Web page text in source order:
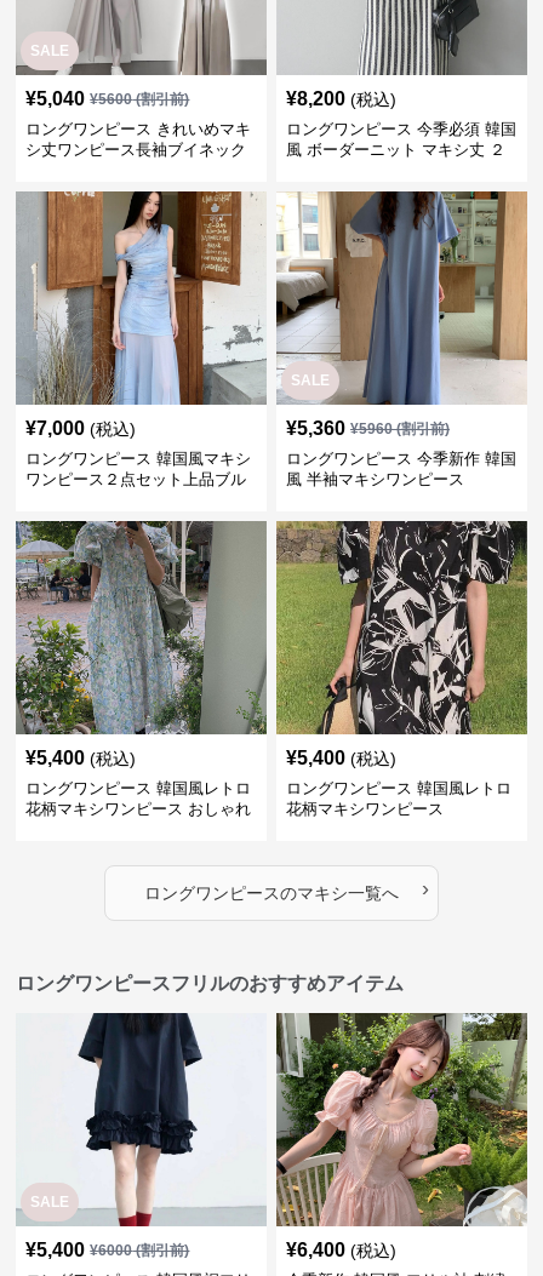
SALE
¥5,040 ¥5600(割引前)
ロングワンピース きれいめマキ
シ丈ワンピース長袖ブイネック
¥8,200 (税込)
ロングワンピース 今季必須 韓国
風 ボーダーニット マキシ丈 ２
¥7,000 (税込)
ロングワンピース 韓国風マキシ
ワンピース２点セット上品ブル
SALE
¥5,360 ¥5960(割引前)
ロングワンピース 今季新作 韓国
風 半袖マキシワンピース
¥5,400 (税込)
ロングワンピース 韓国風レトロ
花柄マキシワンピース おしゃれ
¥5,400 (税込)
ロングワンピース 韓国風レトロ
花柄マキシワンピース
ロングワンピースのマキシ一覧へ ›
ロングワンピースフリルのおすすめアイテム
SALE
¥5,400 ¥6000(割引前) ¥6,400 (税込)